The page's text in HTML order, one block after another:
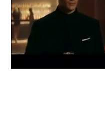
0%
0%